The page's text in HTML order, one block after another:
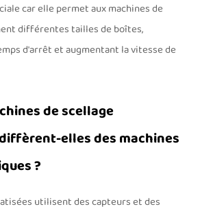
car elle permet aux machines de
différentes tailles de boîtes,
d'arrêt et augmentant la vitesse de
de scellage
elles des machines
?
utilisent des capteurs et des